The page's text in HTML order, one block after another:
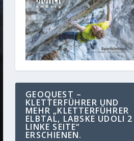
GEOQUEST –
KLETTERFÜHRER UND
MEHR „KLETTERFÜHRER
ELBTAL, LABSKE UDOLI 2
LINKE SEITE“
ERSCHIENEN.